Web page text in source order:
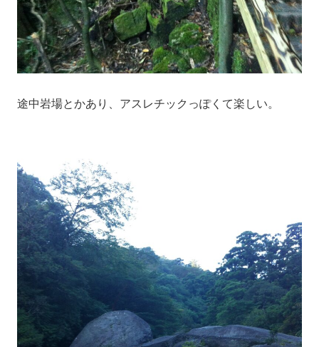
途中岩場とかあり、アスレチックっぽくて楽しい。